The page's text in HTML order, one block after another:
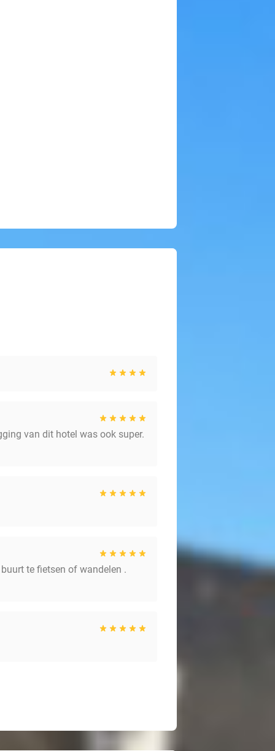
van dit hotel was ook super.
te fietsen of wandelen .